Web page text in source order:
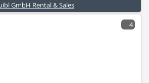
GmbH Rental & Sales
4